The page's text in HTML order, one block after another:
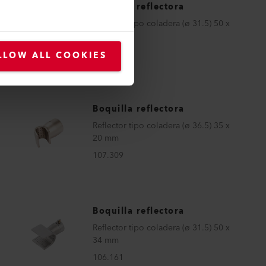
ALL COOKIES
Boquilla reflectora
Reflector tipo coladera (ø 31.5) 50 x
34 mm
107.337
Boquilla reflectora
Reflector tipo coladera (ø 36.5) 35 x
20 mm
107.309
Boquilla reflectora
Reflector tipo coladera (ø 31.5) 50 x
34 mm
106.161